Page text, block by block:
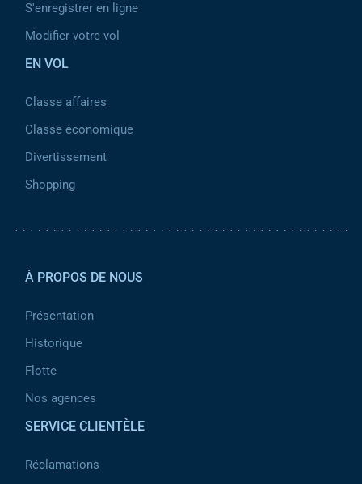
S'enregistrer en ligne
Modifier votre vol
EN VOL
Classe affaires
Classe économique
Divertissement
Shopping
À PROPOS DE NOUS
Présentation
Historique
Flotte
Nos agences
SERVICE CLIENTÈLE
Réclamations